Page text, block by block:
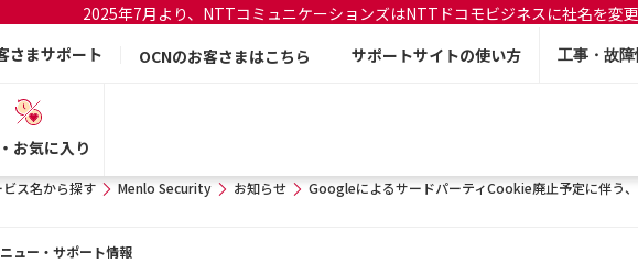
2025年7月より、NTTコミュニケーションズはNTTドコモビジネスに社名を変
さまサポート
OCNのお客さまはこちら サポートサイトの使い方 工事・故
お気に入り
ビス名から探す Menlo Security お知らせ GoogleによるサードパーティCookie廃止予定に伴う
ュー・サポート情報